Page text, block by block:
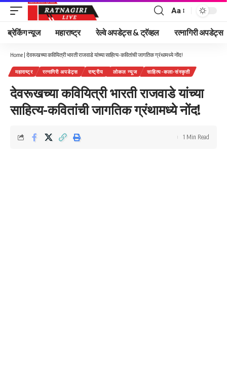
Font
Resizer
Aa
ब्रेकिंग न्यूज महाराष्ट्र रेल्वे अपडेट्स & ट्रॅव्हल रत्नागिरी अपडेट्स
Home | देवरूखच्या कवियित्री भारती राजवाडे यांच्या साहित्य-कवितांची जागतिक ग्रंथामध्ये नोंद!
महाराष्ट्र रत्नागिरी अपडेट्स राष्ट्रीय लोकल न्यूज साहित्य-कला-संस्कृती
देवरूखच्या कवियित्री भारती राजवाडे यांच्या
साहित्य-कवितांची जागतिक ग्रंथामध्ये नोंद!
1 Min Read